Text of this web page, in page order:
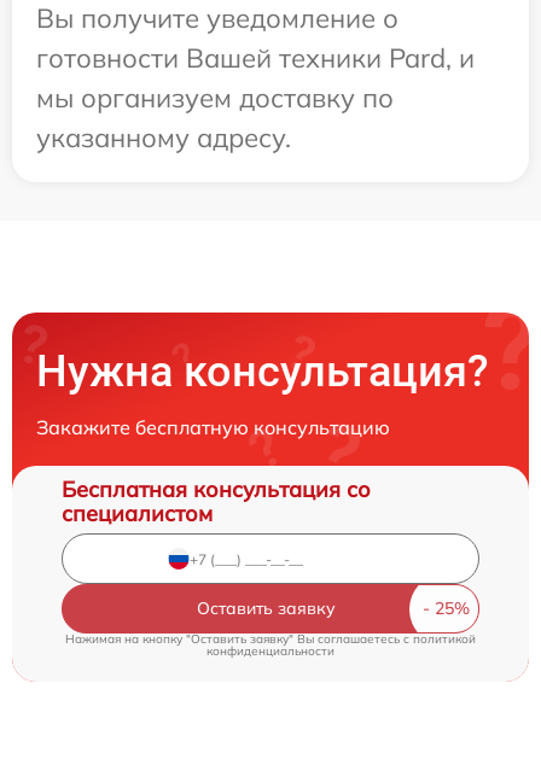
Вы получите уведомление о
готовности Вашей техники Pard, и
мы организуем доставку по
указанному адресу.
Нужна консультация?
Закажите бесплатную консультацию
Бесплатная консультация со
специалистом
Оставить заявку
Нажимая на кнопку "Оставить заявку" Вы соглашаетесь c политикой
конфиденциальности